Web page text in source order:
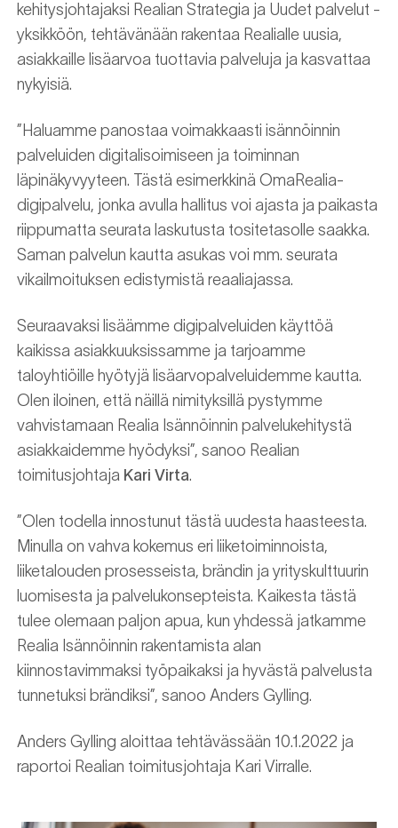
kehitysjohtajaksi Realian Strategia ja Uudet palvelut -
yksikköön, tehtävänään rakentaa Realialle uusia,
asiakkaille lisäarvoa tuottavia palveluja ja kasvattaa
nykyisiä.
”Haluamme panostaa voimakkaasti isännöinnin
palveluiden digitalisoimiseen ja toiminnan
läpinäkyvyyteen. Tästä esimerkkinä OmaRealia-
digipalvelu, jonka avulla hallitus voi ajasta ja paikasta
riippumatta seurata laskutusta tositetasolle saakka.
Saman palvelun kautta asukas voi mm. seurata
vikailmoituksen edistymistä reaaliajassa.
Seuraavaksi lisäämme digipalveluiden käyttöä
kaikissa asiakkuuksissamme ja tarjoamme
taloyhtiöille hyötyjä lisäarvopalveluidemme kautta.
Olen iloinen, että näillä nimityksillä pystymme
vahvistamaan Realia Isännöinnin palvelukehitystä
asiakkaidemme hyödyksi”, sanoo Realian
toimitusjohtaja Kari Virta.
”Olen todella innostunut tästä uudesta haasteesta.
Minulla on vahva kokemus eri liiketoiminnoista,
liiketalouden prosesseista, brändin ja yrityskulttuurin
luomisesta ja palvelukonsepteista. Kaikesta tästä
tulee olemaan paljon apua, kun yhdessä jatkamme
Realia Isännöinnin rakentamista alan
kiinnostavimmaksi työpaikaksi ja hyvästä palvelusta
tunnetuksi brändiksi”, sanoo Anders Gylling.
Anders Gylling aloittaa tehtävässään 10.1.2022 ja
raportoi Realian toimitusjohtaja Kari Virralle.